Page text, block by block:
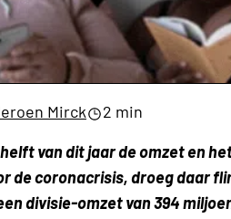
Mirck
2 min
van dit jaar de omzet en
de coronacrisis, droeg daar
divisie-omzet van 394